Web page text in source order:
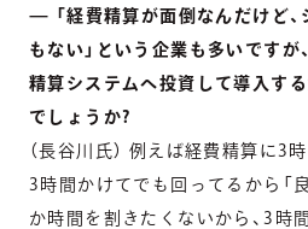
— 「経費精算が面倒なんだけど
もない」という企業も多いですが
精算システムへ投資して導入す
でしょうか?
（長谷川氏） 例えば経費精算に3
3時間かけてでも回ってるから「
か時間を割きたくないから、3時